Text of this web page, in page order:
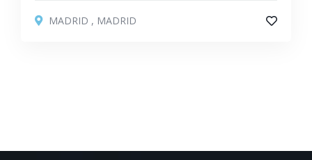
MADRID , MADRID